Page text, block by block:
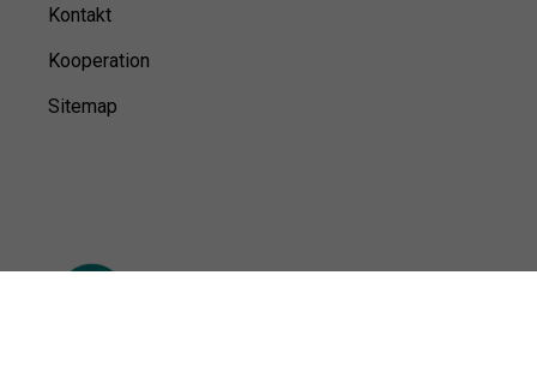
Kontakt
Kooperation
Sitemap